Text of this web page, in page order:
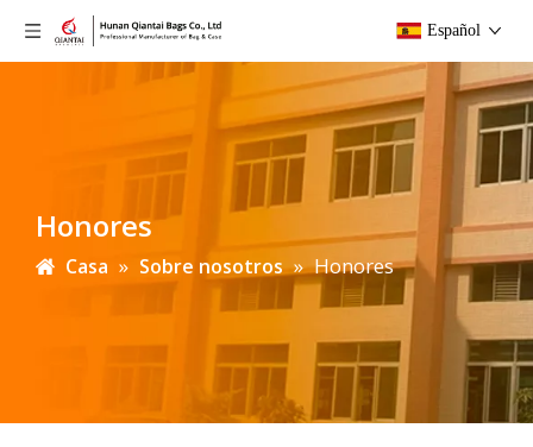
Español
Honores
Casa » Sobre nosotros » Honores